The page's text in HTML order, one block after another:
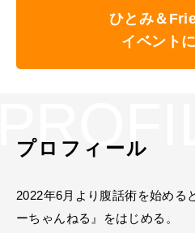
ひとみ＆
イベント
プロフィール
2022年6月より腹話術を始める
ーちゃんねる』をはじめる。